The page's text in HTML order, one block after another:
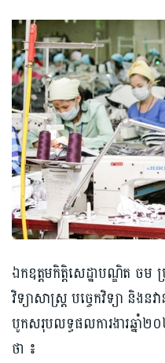
ឯកឧត្តមកិត្តិសេដ្ឋាបណ្ឌិត ចម
វិទ្យាសាស្ត្រ បច្ចេកវិទ្យា និង​ន
បូកសរុប​លទ្ធផល​ការងារ​ឆ្នាំ​
ថា ៖